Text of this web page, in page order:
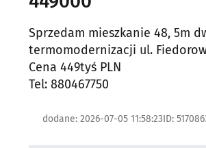
Sprzedam mieszkanie 48, 5m
termomodernizacji ul.
Cena 449tyś PLN
Tel: 880467750
dodane: 2026-07-05 11:58:23ID: